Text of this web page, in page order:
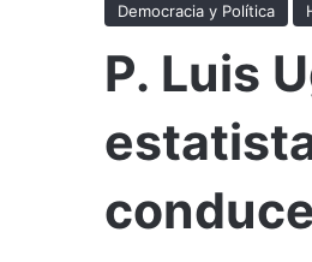
Democracia y Política
P. Luis